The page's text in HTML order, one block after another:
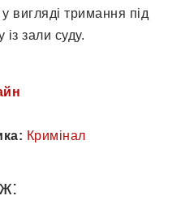
вигляді тримання під
зали суду.
Кримінал